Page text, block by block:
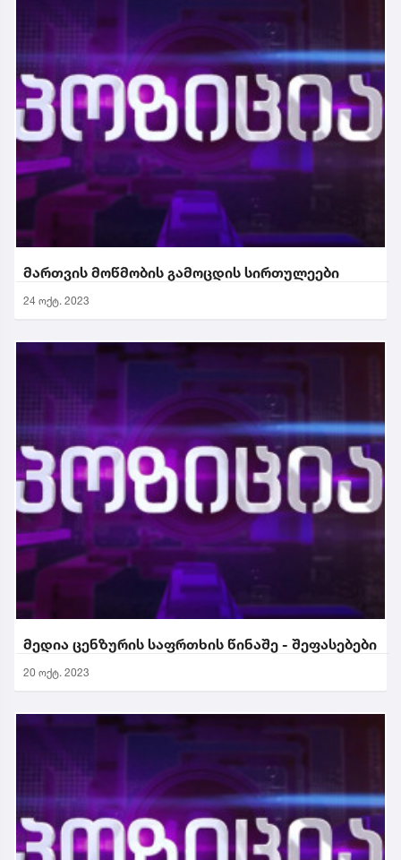
მართვის მოწმობის გამოცდის სირთულეები
24 ოქტ. 2023
მედია ცენზურის საფრთხის წინაშე - შეფასებები
20 ოქტ. 2023